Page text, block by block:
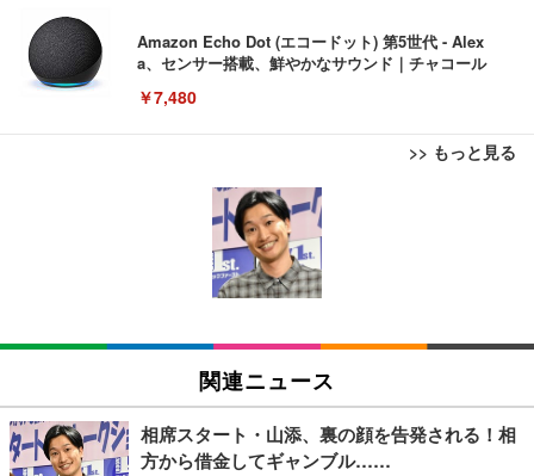
Amazon Echo Dot (エコードット) 第5世代 - Alex
a、センサー搭載、鮮やかなサウンド｜チャコール
￥7,480
>> もっと見る
[EdoErgo] オフィスチェア 椅子 テレワーク 疲れな
い 跳ね上げ式アームレスト コンパクト 約105度ロッ
キング pc 事務椅子 360度回転 座面昇降 強化ナイロ
ン樹脂ベース 通気性メッシュ 在宅ワーク H-WY01
(黒網+黒枠+黒足)
SIHOO B100 オフィスチェア／デスクチェア メッシ
ュチェア 人間工学 疲れない ブラック
￥27,999
EIZO ビジネス向けプレミアムモニター | FlexScan
EV3240X-WT | 31.5型4K UHD・USB Type-C・ホワ
￥105,595
EIZO ビジネス向けプレミアムモニター | FlexScan
￥109,572
Amazonベーシック ペットシーツ 薄型 レギュラー 1
回使い捨て 無香料 ホワイト 300枚
Amazonベーシック ペットシーツ 厚型 ワイド 42枚
x2袋(84枚) ホワイト(吸収面:ライトブルー)
￥3,234
関連ニュース
相席スタート・山添、裏の顔を告発される！相
方から借金してギャンブル……